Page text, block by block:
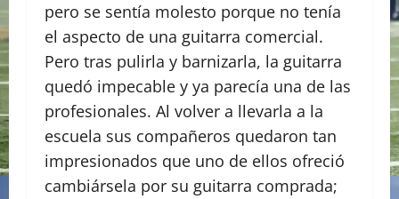
pero se sentía molesto porque no tenía
el aspecto de una guitarra comercial.
Pero tras pulirla y barnizarla, la guitarra
quedó impecable y ya parecía una de las
profesionales. Al volver a llevarla a la
escuela sus compañeros quedaron tan
impresionados que uno de ellos ofreció
cambiársela por su guitarra comprada;